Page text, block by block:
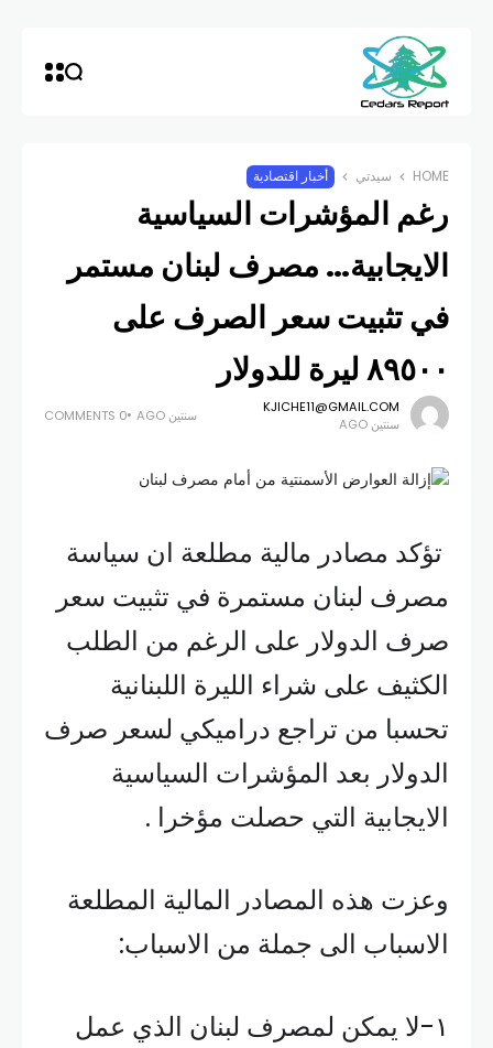
HOME سيدتي أخبار اقتصادية
رغم المؤشرات السياسية
الايجابية… مصرف لبنان مستمر
في تثبيت سعر الصرف على
٨٩٥٠٠ ليرة للدولار
KJICHE11@GMAIL.COM
سنتين AGO
سنتين AGO 0 COMMENTS
تؤكد مصادر مالية مطلعة ان سياسة
مصرف لبنان مستمرة في تثبيت سعر
صرف الدولار على الرغم من الطلب
الكثيف على شراء الليرة اللبنانية
تحسبا من تراجع دراميكي لسعر صرف
الدولار بعد المؤشرات السياسية
الايجابية التي حصلت مؤخرا .
وعزت هذه المصادر المالية المطلعة
الاسباب الى جملة من الاسباب:
١-لا يمكن لمصرف لبنان الذي عمل